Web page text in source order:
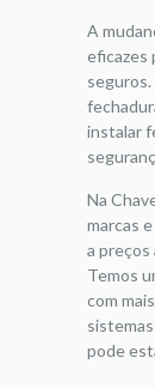
A
eficazes
instalar
Na
marcas
a preços
Temos
com
pode